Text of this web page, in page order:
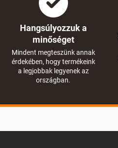
Hangsúlyozzuk a
minőséget
Mindent megteszünk annak
érdekében, hogy termékeink
a legjobbak legyenek az
országban.